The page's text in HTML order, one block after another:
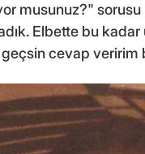
musunuz?"
Elbette bu kadar
geçsin cevap